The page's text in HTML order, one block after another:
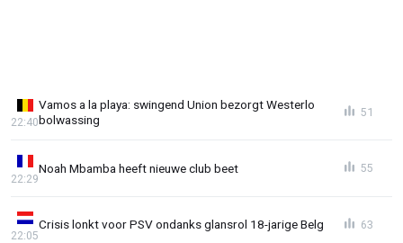
Vamos a la playa: swingend Union bezorgt Westerlo
bolwassing
22:40
51
Noah Mbamba heeft nieuwe club beet
22:29
55
Crisis lonkt voor PSV ondanks glansrol 18-jarige Belg
22:05
63